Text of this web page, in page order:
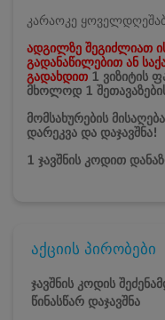
კარაოკე ყოველდღე
ადგილზე შეგიძლიათ
გადანაწილებით ან
გადახდით 1 ვიზიტის
მხოლოდ 1
მომსახურების
დარეკვა და დაჯავშნა!
1 ჯავშნის კოდით
აქციის პირობები
ჯავშნის კოდის
წინასწარ დაჯავშნა